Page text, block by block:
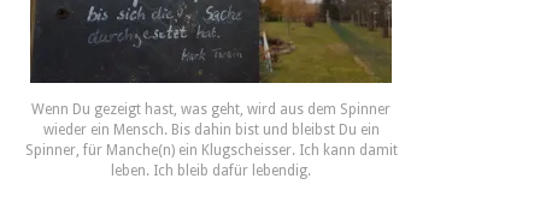
Wenn Du gezeigt hast, was geht, wird aus dem Spinner
wieder ein Mensch. Bis dahin bist und bleibst Du ein
Spinner, für Manche(n) ein Klugscheisser. Ich kann damit
leben. Ich bleib dafür lebendig.